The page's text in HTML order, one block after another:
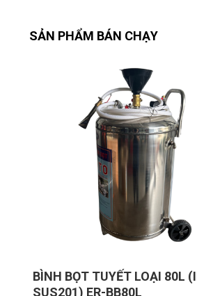
SẢN PHẨM BÁN CHẠY
BÌNH BỌT TUYẾT LOẠI 80L
SUS201) ER-BB80L